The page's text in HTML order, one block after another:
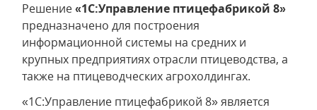
Решение«1С:Управление птицефабрикой 8»
предназначено для построения
информационной системы на средних и
крупных предприятиях отрасли птицеводства, а
также на птицеводческих агрохолдингах.
«1С:Управление птицефабрикой 8» является